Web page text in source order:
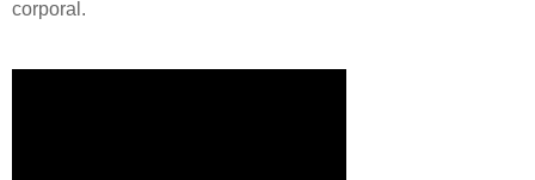
corporal.